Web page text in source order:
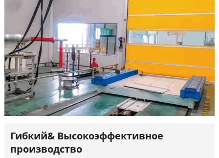
Гибкий& Высокоэффективное
производство